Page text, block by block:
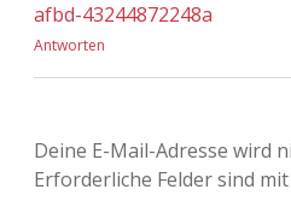
afbd-43244872248a
Antworten
Deine E-Mail-Adresse wird
Erforderliche Felder sind mit